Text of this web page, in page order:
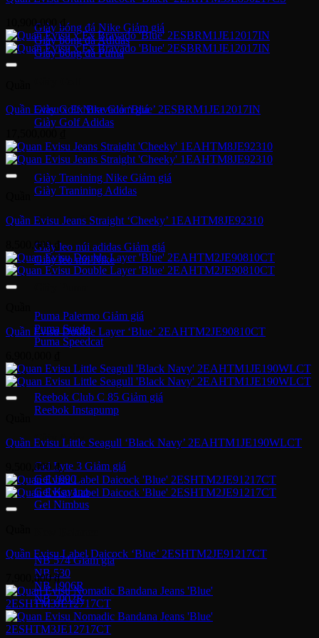
Giày bóng đá Nike
Giày bóng đá Adidas
Giày bóng đá Puma
Giày Golf Nike
Giày Golf Adidas
Giày Training
Giày Tranining Nike
Giày Tranining Adidas
Giày Leo Núi
Giày leo núi adidas
Giày leo núi Nike
Puma Palermo
Puma Suede
Puma Speedcat
Giày Reebok
Reebok Club C 85
Reebok Instapump
Giày Asics
Gel Lyte 3
Gel 1090
Gel Kayano
Gel Nimbus
NB 574
NB 530
NB 1906R
NB 2002R
Giày Converse
10,900,000₫
Quần Evisu x Ex Bravado ‘Blue’ 2ESBRM1JE12017IN
Quần Evisu Jeans Straight ‘Cheeky’ 1EAHTM8JE92310
8,500,000₫
Quần Evisu Double Layer ‘Blue’ 2EAHTM2JE90810CT
Quần Evisu Little Seagull ‘Black Navy’ 2EAHTM1JE190WLCT
9,500,000₫
Quần Evisu Label Daicock ‘Blue’ 2ESHTM2JE91217CT
7,900,000₫